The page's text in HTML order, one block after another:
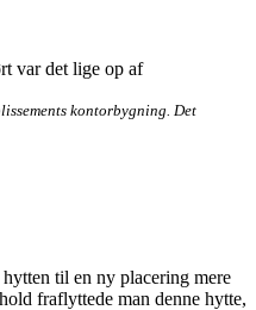
kontorbygning. Det
til en ny placering mere
fraflyttede man denne hytte,